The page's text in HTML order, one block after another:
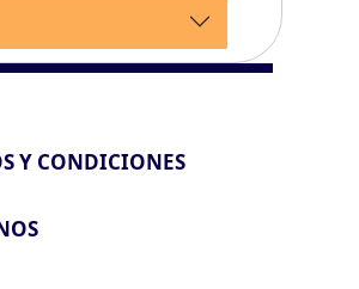
Y CONDICIONES